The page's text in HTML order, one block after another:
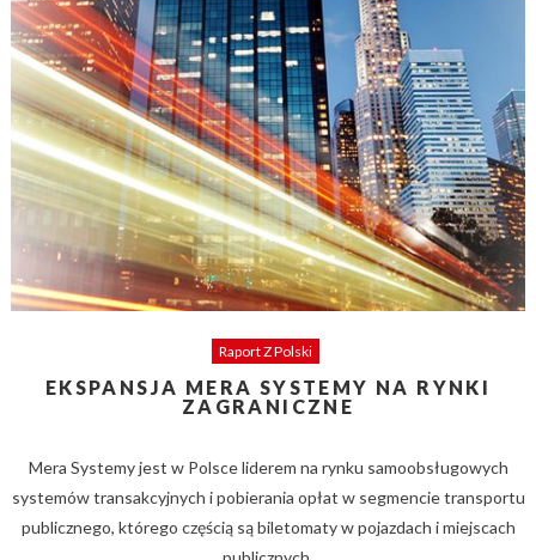
Raport Z Polski
EKSPANSJA MERA SYSTEMY NA RYNKI
ZAGRANICZNE
Mera Systemy jest w Polsce liderem na rynku samoobsługowych
systemów transakcyjnych i pobierania opłat w segmencie transportu
publicznego, którego częścią są biletomaty w pojazdach i miejscach